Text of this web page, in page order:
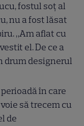
fostul soț al
nu a fost lăsat
„Am aflat cu
el. De ce a
drum designerul
în care
să trecem cu
de